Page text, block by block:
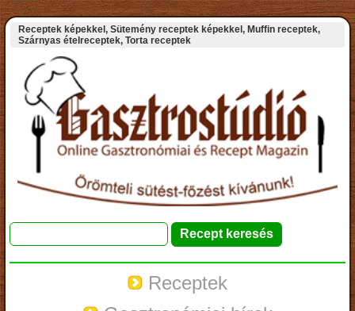
Receptek képekkel, Sütemény receptek képekkel, Muffin receptek,
Szárnyas ételreceptek, Torta receptek
Receptek